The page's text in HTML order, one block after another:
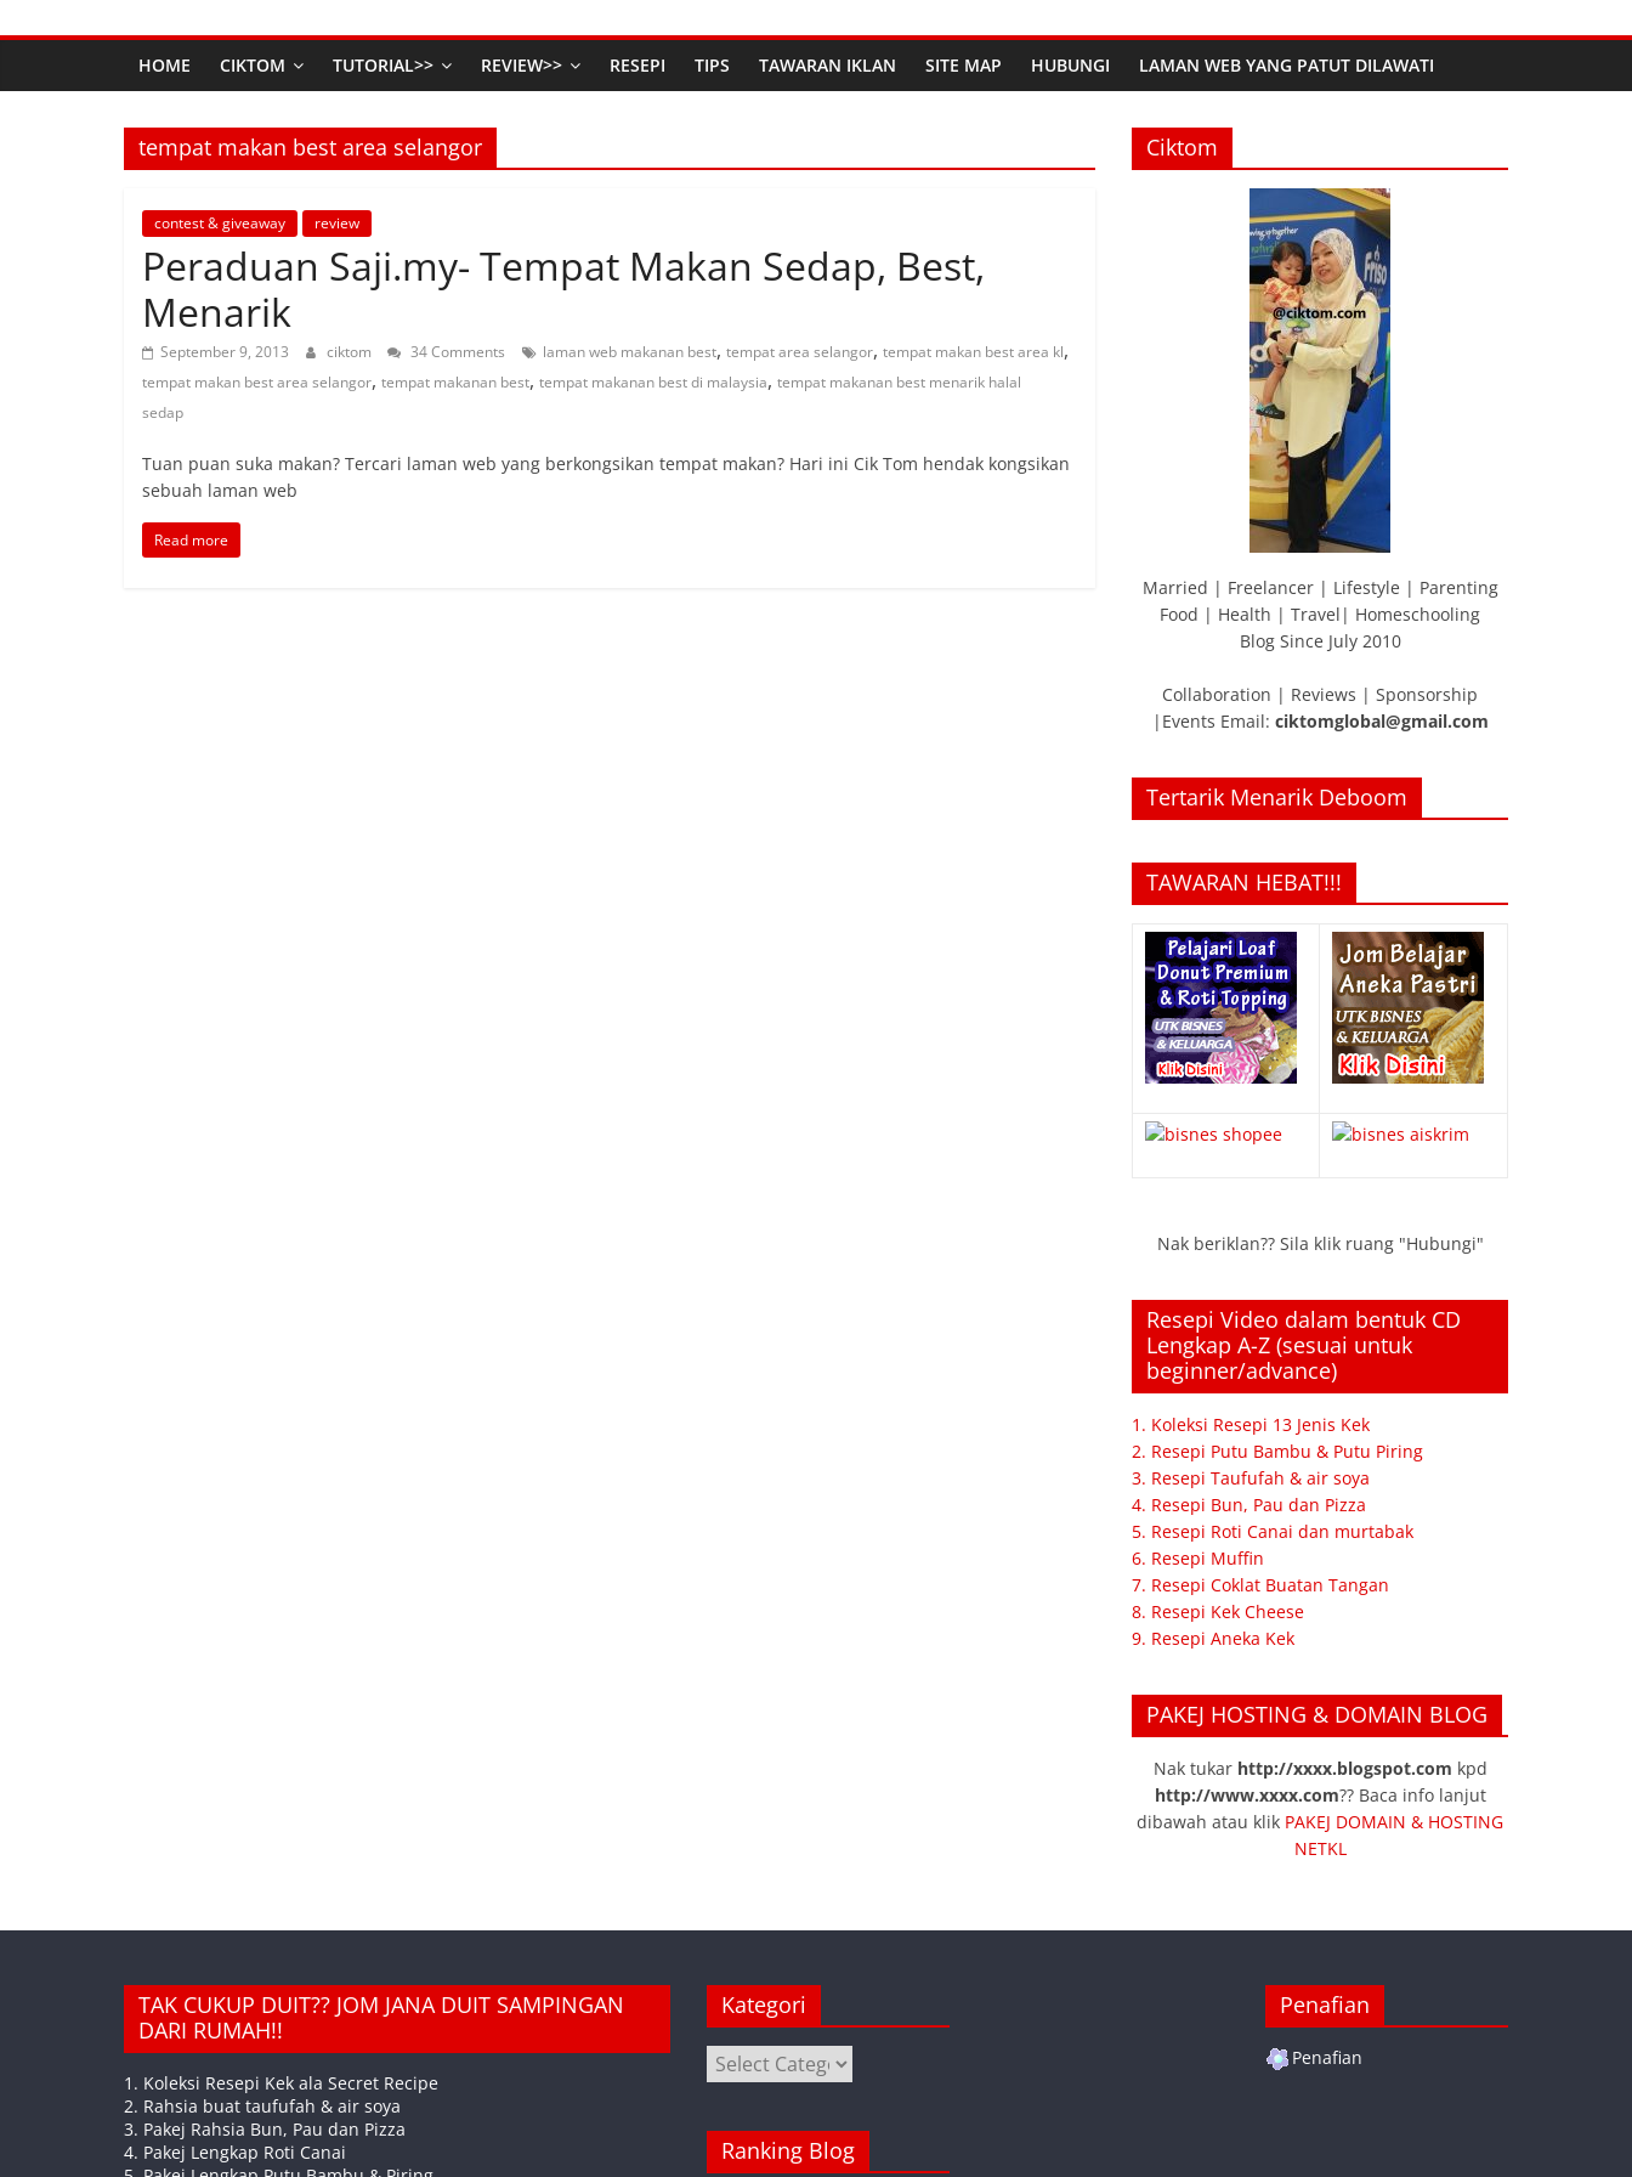
HOME CIKTOM TUTORIAL>> REVIEW>> RESEPI TIPS TAWARAN IKLAN SITE MAP HUBUNGI LAMAN WEB YANG PATUT DILAWATI
tempat makan best area selangor
contest & giveaway review
Peraduan Saji.my- Tempat Makan Sedap, Best,
Menarik
September 9, 2013 ciktom 34 Comments laman web makanan best, tempat area selangor, tempat makan best area kl,
tempat makan best area selangor, tempat makanan best, tempat makanan best di malaysia, tempat makanan best menarik halal
sedap
Tuan puan suka makan? Tercari laman web yang berkongsikan tempat makan? Hari ini Cik Tom hendak kongsikan
sebuah laman web
Read more
Ciktom
Married | Freelancer | Lifestyle | Parenting
Food | Health | Travel| Homeschooling
Blog Since July 2010
Collaboration | Reviews | Sponsorship
|Events Email: ciktomglobal@gmail.com
Tertarik Menarik Deboom
TAWARAN HEBAT!!!
Nak beriklan?? Sila klik ruang "Hubungi"
Resepi Video dalam bentuk CD
Lengkap A-Z (sesuai untuk
beginner/advance)
1. Koleksi Resepi 13 Jenis Kek
2. Resepi Putu Bambu & Putu Piring
3. Resepi Taufufah & air soya
4. Resepi Bun, Pau dan Pizza
5. Resepi Roti Canai dan murtabak
6. Resepi Muffin
7. Resepi Coklat Buatan Tangan
8. Resepi Kek Cheese
9. Resepi Aneka Kek
PAKEJ HOSTING & DOMAIN BLOG
Nak tukar http://xxxx.blogspot.com kpd
http://www.xxxx.com?? Baca info lanjut
dibawah atau klik PAKEJ DOMAIN & HOSTING
NETKL
TAK CUKUP DUIT?? JOM JANA DUIT SAMPINGAN
DARI RUMAH!!
1. Koleksi Resepi Kek ala Secret Recipe
2. Rahsia buat taufufah & air soya
3. Pakej Rahsia Bun, Pau dan Pizza
4. Pakej Lengkap Roti Canai
Kategori
Kategori
Ranking Blog
Penafian
Penafian